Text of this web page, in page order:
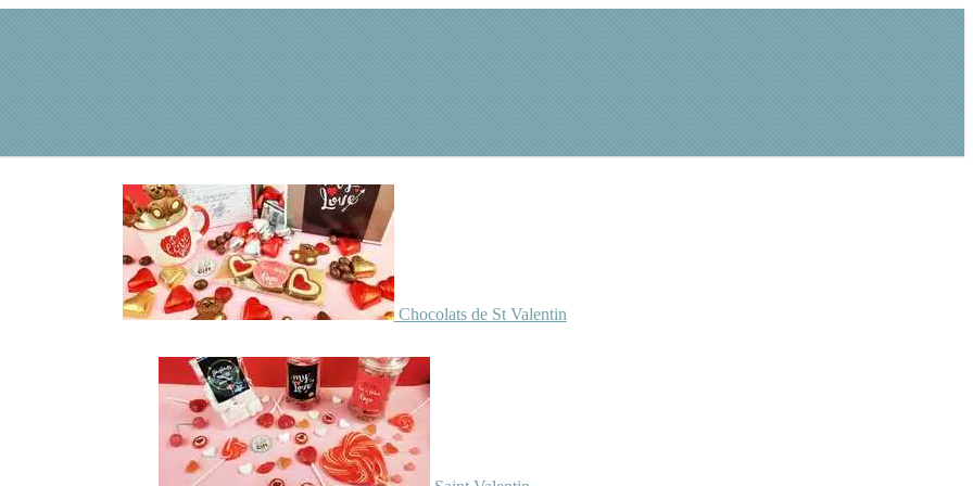
Chocolats de St Valentin